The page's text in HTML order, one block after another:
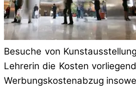
Besuche von
Lehrerin die Kosten
Werbungskostenabzug